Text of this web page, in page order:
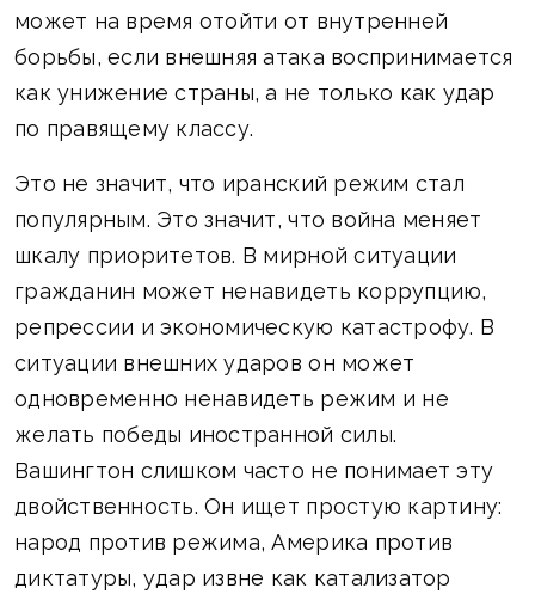
может на время отойти от внутренней
борьбы, если внешняя атака воспринимается
как унижение страны, а не только как удар
по правящему классу.
Это не значит, что иранский режим стал
популярным. Это значит, что война меняет
шкалу приоритетов. В мирной ситуации
гражданин может ненавидеть коррупцию,
репрессии и экономическую катастрофу. В
ситуации внешних ударов он может
одновременно ненавидеть режим и не
желать победы иностранной силы.
Вашингтон слишком часто не понимает эту
двойственность. Он ищет простую картину:
народ против режима, Америка против
диктатуры, удар извне как катализатор